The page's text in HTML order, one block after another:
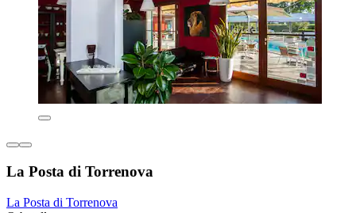
La Posta di Torrenova
La Posta di Torrenova